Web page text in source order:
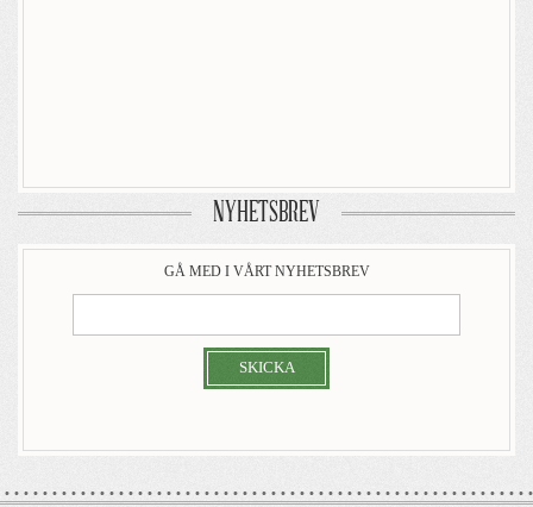
NYHETSBREV
GÅ MED I VÅRT NYHETSBREV
SKICKA